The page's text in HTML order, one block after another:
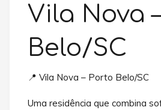
Vila Nova
Belo/SC
📍 Vila Nova – Porto Belo/SC
Uma residência que combina